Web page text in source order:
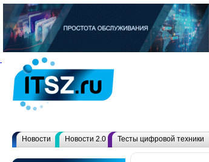
Новости Новости 2.0 Тесты цифровой техники